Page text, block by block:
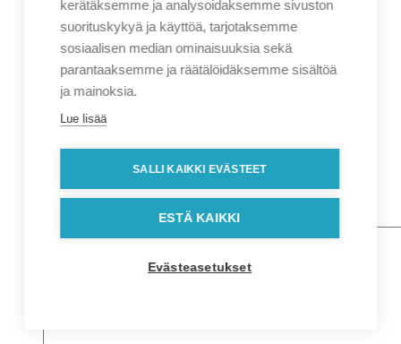
Etunimi
Sukunimi
Sähköposti*
Puhelin*
Osoitetiedot
Lähiosoite
Postinumero
kerätäksemme ja analysoidaksemme sivuston
suorituskykyä ja käyttöä, tarjotaksemme
sosiaalisen median ominaisuuksia sekä
parantaaksemme ja räätälöidäksemme sisältöä
ja mainoksia.
Lue lisää
SALLI KAIKKI EVÄSTEET
ESTÄ KAIKKI
Evästeasetukset